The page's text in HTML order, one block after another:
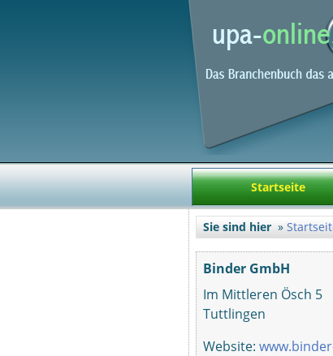
Startseite
Sie sind hier
Binder GmbH
Im Mittleren Ösch 5
Tuttlingen
Website: